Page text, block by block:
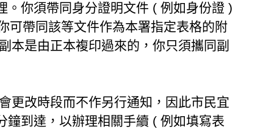
你須帶同身分證明文件 ( 例如身份證 )
可帶同該等文件作為本署指定表格的附
本是由正本複印過來的，你只須攜同副
更改時段而不作另行通知，因此市民宜
鐘到達，以辦理相關手續 ( 例如填寫表